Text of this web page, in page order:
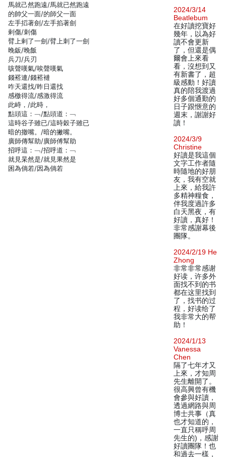
馬就己然跑遠/馬就已然跑遠
的帥父一面/的師父一面
左手搯著劍/左手掐著劍
剌傷/刺傷
臂上剌了一劍/臂上刺了一劍
晚鈑/晚飯
兵刀/兵刃
咳聲嘆氣/唉聲嘆氣
錢褡連/錢褡褳
咋天還找/昨日還找
感檄得流/感激得流
此峙，/此時，
點頭這：﹁/點頭道：﹁
這時谷子雖已/這時穀子雖已
暗的撤嘴。/暗的撇嘴。
廣師傳幫助/廣師傅幫助
招呼這：﹁/招呼道：﹁
就見杲然是/就見果然是
困為倘若/因為倘若
2024/3/14
Beatlebum
在好讀挖寶好
幾年，以為好
讀不會更新
了，但還是偶
爾會上來看
看，沒想到又
有新書了，超
級感動！好讀
真的陪我渡過
好多個通勤的
日子跟愜意的
週末，謝謝好
讀！
2024/3/9
Christine
好讀是我這個
文字工作者隨
時隨地的好朋
友，我有空就
上來，給我許
多精神糧食，
伴我度過許多
白天黑夜，有
好讀，真好！
非常感謝幕後
團隊。
2024/2/19 He
Zhong
非常非常感谢
好读，许多外
面找不到的书
都在这里找到
了，找书的过
程，好读给了
我非常大的帮
助！
2024/1/13
Vanessa
Chen
隔了七年才又
上來，才知周
先生離開了。
很高興曾有機
會參與好讀，
透過網路與周
博士共事（真
也才知道的，
一直只稱呼周
先生的)，感謝
好讀團隊！也
和過去一樣，